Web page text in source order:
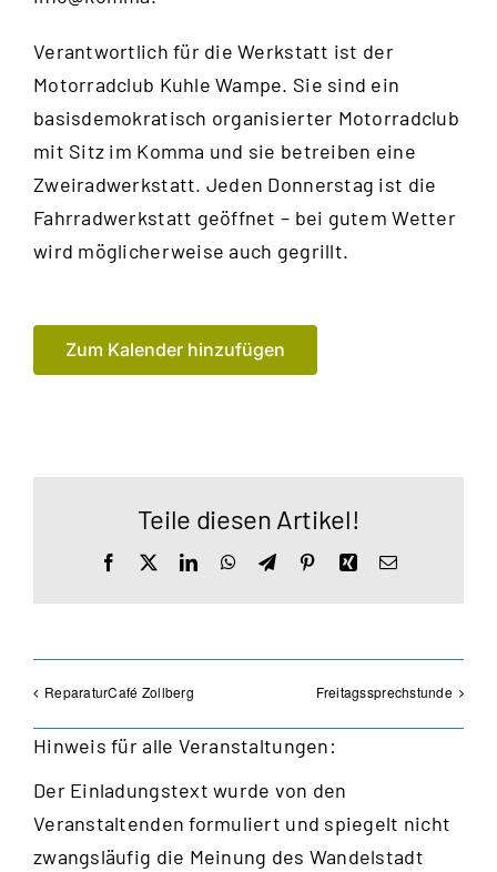
Verantwortlich für die Werkstatt ist der
Motorradclub Kuhle Wampe. Sie sind ein
basisdemokratisch organisierter Motorradclub
mit Sitz im Komma und sie betreiben eine
Zweiradwerkstatt. Jeden Donnerstag ist die
Fahrradwerkstatt geöffnet – bei gutem Wetter
wird möglicherweise auch gegrillt.
Zum Kalender hinzufügen
Teile diesen Artikel!
Facebook LinkedInWhatsApp
TelegramPinterestXingE-
ReparaturCafé Zollberg Freitagssprechstunde
Hinweis für alle Veranstaltungen:
Der Einladungstext wurde von den
Veranstaltenden formuliert und spiegelt nicht
zwangsläufig die Meinung des Wandelstadt